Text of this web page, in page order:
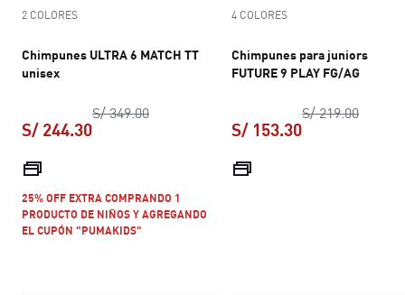
2 COLORES
Chimpunes ULTRA 6 MATCH TT
unisex
S/ 349.00precio original S/ 349.00
S/ 244.30
precio actual S/ 244.30
25% OFF EXTRA COMPRANDO 1
PRODUCTO DE NIÑOS Y AGREGANDO
EL CUPÓN "PUMAKIDS"
4 COLORES
Chimpunes para juniors
FUTURE 9 PLAY FG/AG
S/ 219.00precio
S/ 153.30